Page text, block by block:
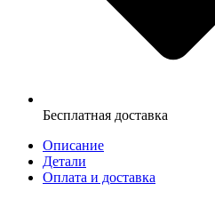
Бесплатная доставка
Описание
Детали
Оплата и доставка